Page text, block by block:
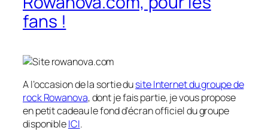
fans !
A l’occasion de la sortie dusite Internet du groupe de
rock Rowanova, dont je fais partie, je vous propose
en petit cadeau le fond d’écran officiel du groupe
disponibleICI.